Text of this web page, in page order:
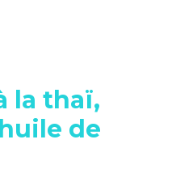
la thaï,
de